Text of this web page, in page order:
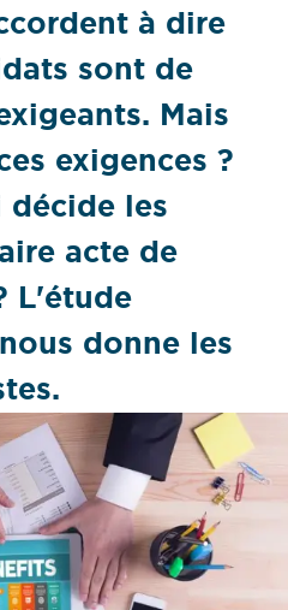
à dire
sont de
Mais
exigences ?
décide les
acte de
L'étude
donne les